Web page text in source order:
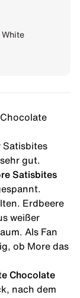
White
Satisbites
gut.
Satisbites
Erdbeere
weißer
Als Fan
ob More das
Chocolate
nach dem